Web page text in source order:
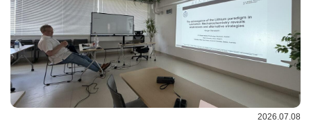
2026.07.08